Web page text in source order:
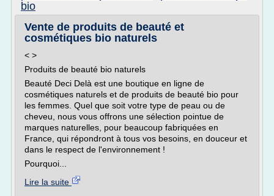
bio
Vente de produits de beauté et
cosmétiques bio naturels
< >
Produits de beauté bio naturels
Beauté Deci Delà est une boutique en ligne de
cosmétiques naturels et de produits de beauté bio pour
les femmes. Quel que soit votre type de peau ou de
cheveu, nous vous offrons une sélection pointue de
marques naturelles, pour beaucoup fabriquées en
France, qui répondront à tous vos besoins, en douceur et
dans le respect de l'environnement !
Pourquoi...
Lire la suite